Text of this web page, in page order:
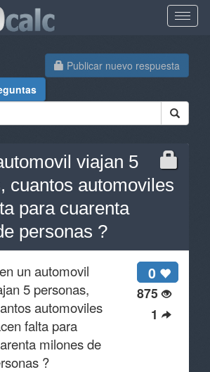
Publicar nuevo respuesta
viajan 5
cuantos automoviles
para cuarenta
personas ?
0
875
1
un automovil
5 personas,
automoviles
falta para
milones de
?